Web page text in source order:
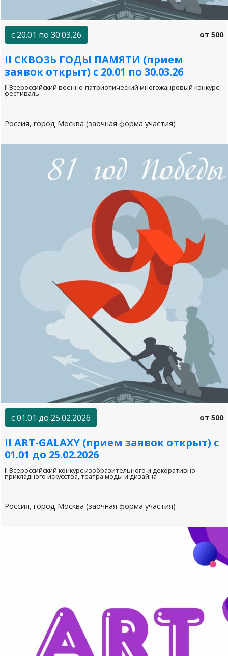
с 20.01 по 30.03.26 от 500
II СКВОЗЬ ГОДЫ ПАМЯТИ (прием
заявок открыт) с 20.01 по 30.03.26
II Всероссийский военно-патриотический многожанровый конкурс-
фестиваль
Россия, город Москва (заочная форма участия)
с 01.01 до 25.02.2026 от 500
II ART-GALAXY (прием заявок открыт) с
01.01 до 25.02.2026
II Всероссийский конкурс изобразительного и декоративно -
прикладного искусства, театра моды и дизайна
Россия, город Москва (заочная форма участия)